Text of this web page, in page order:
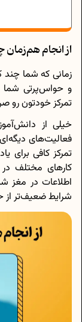
از انجام
زمانی که شما چند
و حواس‌پرتی شما
تمرکز خودتون رو
خیلی از
فعالیت‌های
تمرکز کافی برای
کارهای مختلف در
اطلاعات در مغز
شرایط ضعیف‌تر